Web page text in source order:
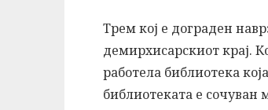
Трем кој е дограден
демирхисарскиот крај.
работела библиотека
библиотеката е сочуван